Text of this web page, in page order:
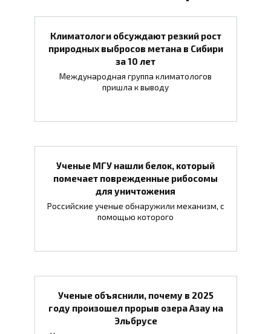
Климатологи обсуждают резкий рост
природных выбросов метана в Сибири
за 10 лет
Международная группа климатологов
пришла к выводу
Ученые МГУ нашли белок, который
помечает поврежденные рибосомы
для уничтожения
Российские ученые обнаружили механизм, с
помощью которого
Ученые объяснили, почему в 2025
году произошел прорыв озера Азау на
Эльбрусе